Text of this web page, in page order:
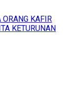
ORANG KAFIR
KETURUNAN